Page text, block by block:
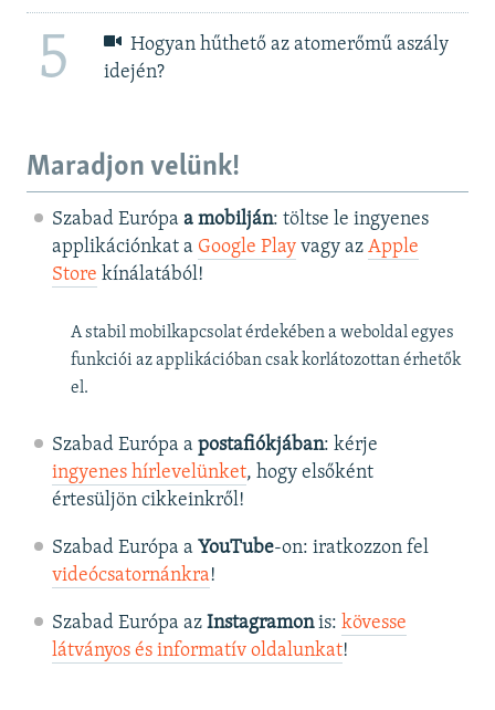
5
Hogyan hűthető az atomerőmű aszály
idején?
Maradjon velünk!
Szabad Európa a mobilján: töltse le ingyenes
applikációnkat a Google Playvagy az Apple
Store kínálatából!
A stabil mobilkapcsolat érdekében a weboldal egyes
funkciói az applikációban csak korlátozottan érhetők
el.
Szabad Európa a postafiókjában: kérje
ingyenes hírlevelünket, hogy elsőként
értesüljön cikkeinkről!
Szabad Európa a YouTube-on: iratkozzon fel
videócsatornánkra!
Szabad Európa az Instagramonis: kövesse
látványos és informatív oldalunkat! ​